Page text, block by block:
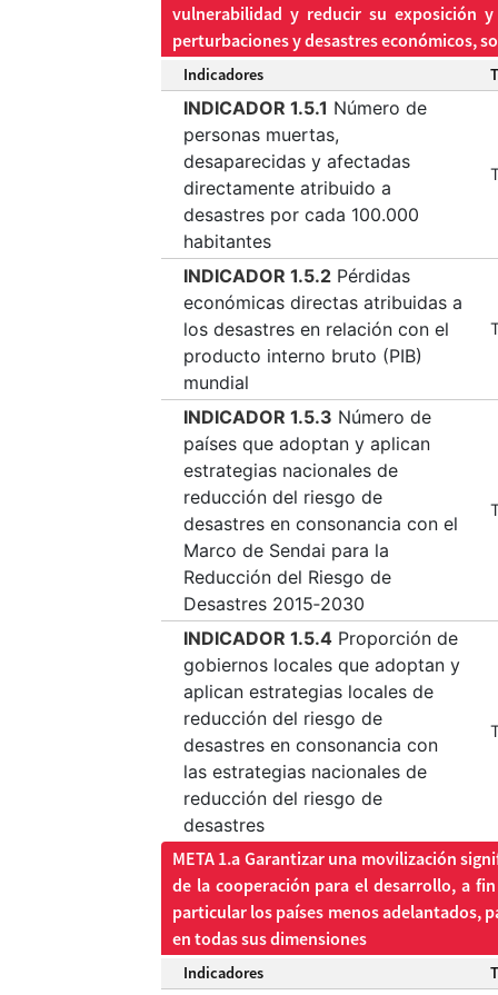
vulnerabilidad y reducir su exposición
perturbaciones y desastres económicos,
Indicadores
INDICADOR 1.5.1 Número de
personas muertas,
desaparecidas y afectadas
directamente atribuido a
desastres por cada 100.000
habitantes
INDICADOR 1.5.2 Pérdidas
económicas directas atribuidas a
los desastres en relación con el
producto interno bruto (PIB)
mundial
INDICADOR 1.5.3 Número de
países que adoptan y aplican
estrategias nacionales de
reducción del riesgo de
desastres en consonancia con el
Marco de Sendai para la
Reducción del Riesgo de
Desastres 2015‑2030
INDICADOR 1.5.4 Proporción de
gobiernos locales que adoptan y
aplican estrategias locales de
reducción del riesgo de
desastres en consonancia con
las estrategias nacionales de
reducción del riesgo de
desastres
META 1.a Garantizar una movilización
de la cooperación para el desarrollo, a
particular los países menos adelantados,
en todas sus dimensiones
Indicadores